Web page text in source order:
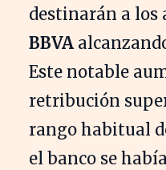
destinarán a los
BBVA
Este notable
retribución
rango habitual
el banco se